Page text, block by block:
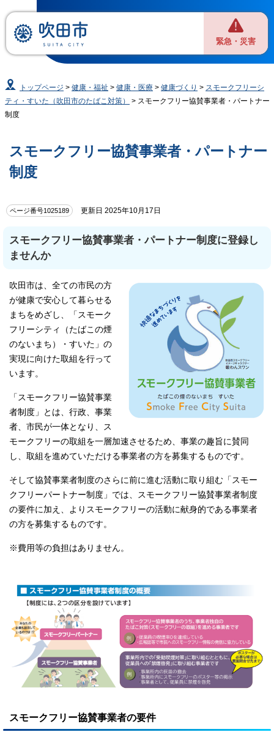
緊急・災害
トップページ >健康・福祉 >健康・医療 >健康づくり > スモークフリーシ
ティ・すいた（吹田市のたばこ対策）
> スモークフリー協賛事業者・パートナー
制度
スモークフリー協賛事業者・パートナー
制度
ページ番号1025189 更新日 2025年10月17日
スモークフリー協賛事業者・パートナー制度に登録し
ませんか
吹田市は、全ての市民の方
が健康で安心して暮らせる
まちをめざし、「スモーク
フリーシティ（たばこの煙
のないまち）・すいた」の
実現に向けた取組を行って
います。
「スモークフリー協賛事業
者制度」とは、行政、事業
者、市民が一体となり、ス
モークフリーの取組を一層加速させるため、事業の趣旨に賛同
し、取組を進めていただける事業者の方を募集するものです。
そして協賛事業者制度のさらに前に進む活動に取り組む「スモー
クフリーパートナー制度」では、スモークフリー協賛事業者制度
の要件に加え、よりスモークフリーの活動に献身的である事業者
の方を募集するものです。
※費用等の負担はありません。
スモークフリー協賛事業者の要件